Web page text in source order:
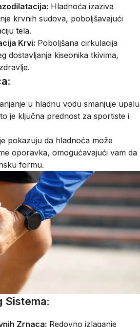
Hladnoća izaziva
krvnih sudova, poboljšavajući
tela.
Krvi: Poboljšana cirkulacija
dostavljanja kiseonika tkivima,
u hladnu vodu smanjuje upalu
je ključna prednost za sportiste i
pokazuju da hladnoća može
oporavka, omogućavajući vam da
formu.
Sistema:
Zrnaca: Redovno izlaganje